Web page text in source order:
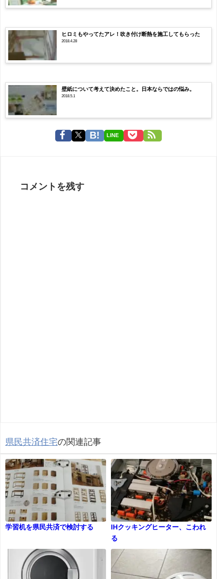
ヒロミもやってたアレ！吹き付け断熱を施工してもらった
2018.4.28
壁紙について考えて決めたこと。日本ならではの悩み。
2018.5.1
LINE
コメントを残す
県民共済住宅の関連記事
学習机を県民共済で検討する
IHクッキングヒーター、こわれ
る